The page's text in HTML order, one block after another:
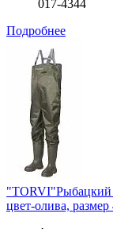
017-4344
Подробнее
"TORVI"Рыбацкий
цвет-олива,